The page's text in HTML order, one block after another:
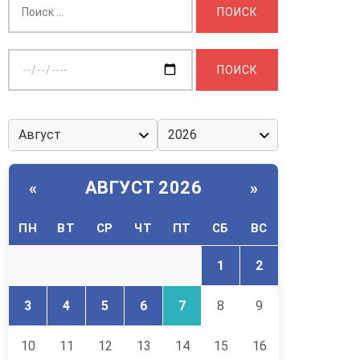
дату:
« АВГУСТ 2026 »
ПН ВТ СР ЧТ ПТ СБ ВС
1 2
3 4 5 6 7 8 9
10 11 12 13 14 15 16